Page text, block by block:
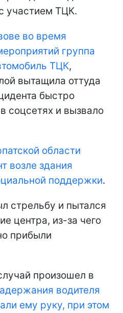
участием ТЦК.
во время
группа
ТЦК,
вытащила оттуда
быстро
соцсетях и вызвало
области
возле здания
поддержки.
стрельбу и пытался
центра, из-за чего
прибыли
произошел в
водителя
ему руку, при этом